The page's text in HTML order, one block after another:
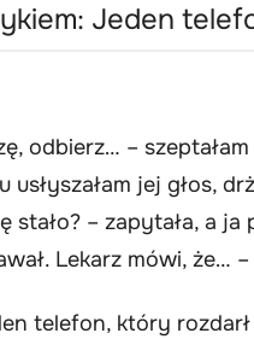
Jeden
odbierz… –
jej głos,
stało? – zapytała, a
Lekarz mówi, że… –
telefon, który